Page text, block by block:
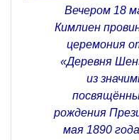
Вечером 18
Кимлиен
церемония
«Деревня
из
рождения
мая 1890